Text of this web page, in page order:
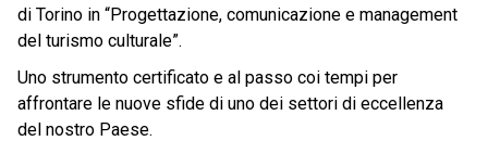
di Torino in “Progettazione, comunicazione e management
del turismo culturale”.
Uno strumento certificato e al passo coi tempi per
affrontare le nuove sfide di uno dei settori di eccellenza
del nostro Paese.